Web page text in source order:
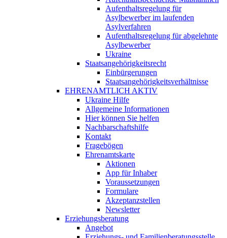
Aufenthaltsregelung für
Asylbewerber im laufenden
Asylverfahren
Aufenthaltsregelung für abgelehnte
Asylbewerber
Ukraine
Staatsangehörigkeitsrecht
Einbürgerungen
Staatsangehörigkeitsverhältnisse
EHRENAMTLICH AKTIV
Ukraine Hilfe
Allgemeine Informationen
Hier können Sie helfen
Nachbarschaftshilfe
Kontakt
Fragebögen
Ehrenamtskarte
Aktionen
App für Inhaber
Voraussetzungen
Formulare
Akzeptanzstellen
Newsletter
Erziehungsberatung
Angebot